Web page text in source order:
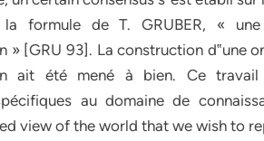
formule de T. GRUBER, «
» [GRU 93]. La construction d‟une
ait été mené à bien. Ce
au domaine de
view of the world that we wish to